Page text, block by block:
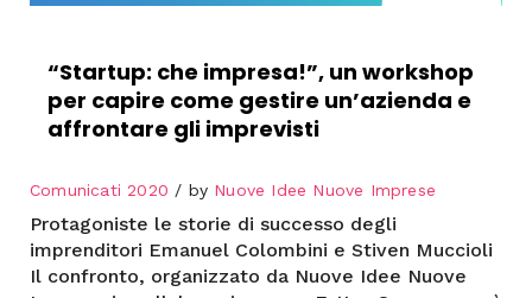
“Startup: che impresa!”, un workshop
per capire come gestire un’azienda e
affrontare gli imprevisti
Comunicati 2020 by Nuove Idee Nuove Imprese
Protagoniste le storie di successo degli
imprenditori Emanuel Colombini e Stiven Muccioli
Il confronto, organizzato da Nuove Idee Nuove